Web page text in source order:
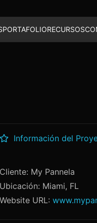
PORTAFOLIORECURSOS
Información del
Cliente: My Pannela
Ubicación: Miami, FL
Website URL: